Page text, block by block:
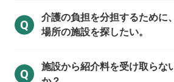
Q
介護の負担を分担するために
場所の施設を探したい。
Q
施設から紹介料を受け取らな